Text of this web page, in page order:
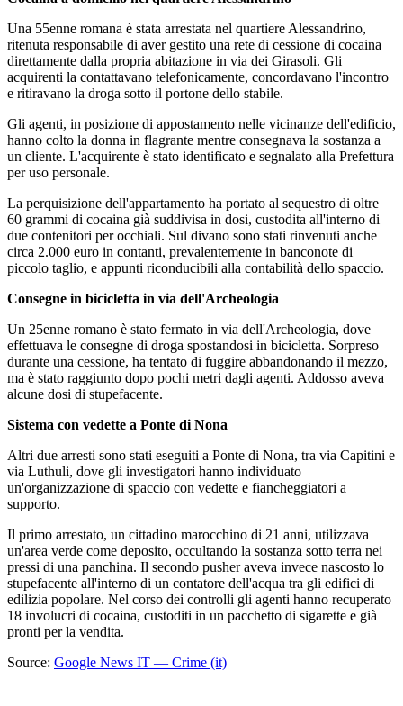
Una 55enne romana è stata arrestata nel quartiere Alessandrino,
ritenuta responsabile di aver gestito una rete di cessione di cocaina
direttamente dalla propria abitazione in via dei Girasoli. Gli
acquirenti la contattavano telefonicamente, concordavano l'incontro
e ritiravano la droga sotto il portone dello stabile.
Gli agenti, in posizione di appostamento nelle vicinanze dell'edificio,
hanno colto la donna in flagrante mentre consegnava la sostanza a
un cliente. L'acquirente è stato identificato e segnalato alla Prefettura
per uso personale.
La perquisizione dell'appartamento ha portato al sequestro di oltre
60 grammi di cocaina già suddivisa in dosi, custodita all'interno di
due contenitori per occhiali. Sul divano sono stati rinvenuti anche
circa 2.000 euro in contanti, prevalentemente in banconote di
piccolo taglio, e appunti riconducibili alla contabilità dello spaccio.
Consegne in bicicletta in via dell'Archeologia
Un 25enne romano è stato fermato in via dell'Archeologia, dove
effettuava le consegne di droga spostandosi in bicicletta. Sorpreso
durante una cessione, ha tentato di fuggire abbandonando il mezzo,
ma è stato raggiunto dopo pochi metri dagli agenti. Addosso aveva
alcune dosi di stupefacente.
Sistema con vedette a Ponte di Nona
Altri due arresti sono stati eseguiti a Ponte di Nona, tra via Capitini e
via Luthuli, dove gli investigatori hanno individuato
un'organizzazione di spaccio con vedette e fiancheggiatori a
supporto.
Il primo arrestato, un cittadino marocchino di 21 anni, utilizzava
un'area verde come deposito, occultando la sostanza sotto terra nei
pressi di una panchina. Il secondo pusher aveva invece nascosto lo
stupefacente all'interno di un contatore dell'acqua tra gli edifici di
edilizia popolare. Nel corso dei controlli gli agenti hanno recuperato
18 involucri di cocaina, custoditi in un pacchetto di sigarette e già
pronti per la vendita.
Source: Google News IT — Crime (it)